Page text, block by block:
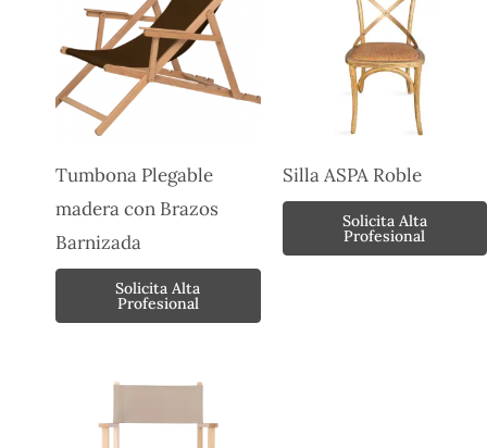
Tumbona Plegable
madera con Brazos
Barnizada
Solicita Alta
Profesional
Silla ASPA Roble
Solicita Alta
Profesional